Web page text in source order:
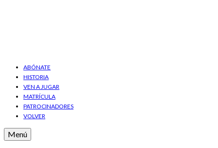
ABÓNATE
HISTORIA
VEN A JUGAR
MATRÍCULA
PATROCINADORES
VOLVER
Menú